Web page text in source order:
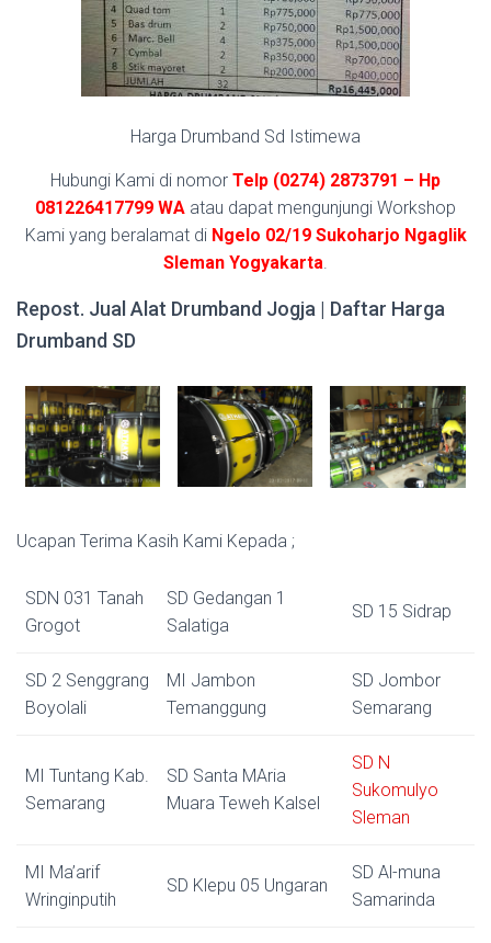
Harga Drumband Sd Istimewa
Hubungi Kami di nomor Telp (0274) 2873791 – Hp
081226417799 WA atau dapat mengunjungi Workshop
Kami yang beralamat di Ngelo 02/19 Sukoharjo Ngaglik
Sleman Yogyakarta.
Repost. Jual Alat Drumband Jogja | Daftar Harga
Drumband SD
Ucapan Terima Kasih Kami Kepada ;
SDN 031 Tanah
Grogot
SD Gedangan 1
Salatiga
SD 15 Sidrap
SD 2 Senggrang
Boyolali
MI Jambon
Temanggung
SD Jombor
Semarang
MI Tuntang Kab.
Semarang
SD Santa MAria
Muara Teweh Kalsel
SD N
Sukomulyo
Sleman
MI Ma’arif
Wringinputih
SD Klepu 05 Ungaran
SD Al-muna
Samarinda